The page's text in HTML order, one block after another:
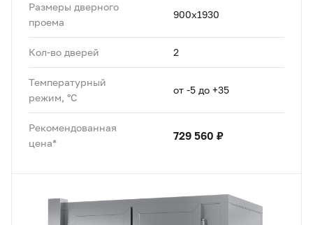
Размеры дверного
проема
900x1930
Кол-во дверей 2
Температурный
режим, °C
от -5 до +35
Рекомендованная
цена*
729 560 ₽